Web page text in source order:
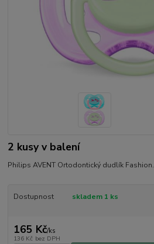
2 kusy v balení
Philips AVENT Ortodontický dudlík Fashion.
Dostupnost skladem 1 ks
165 Kč/ks
136 Kč bez DPH